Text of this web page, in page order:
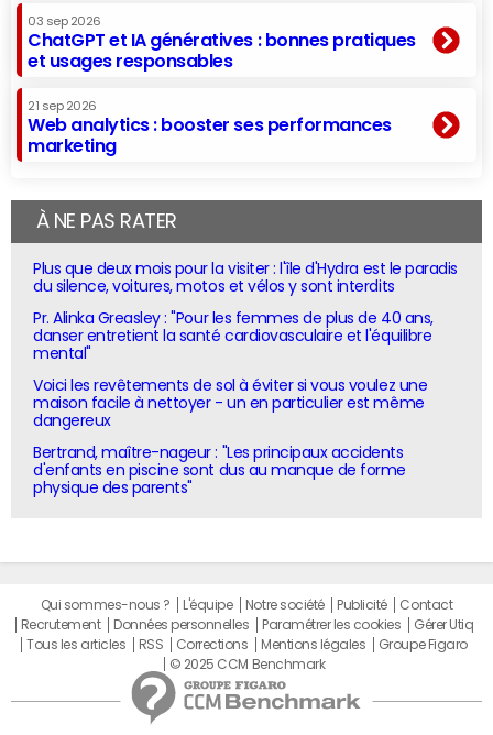
03 sep 2026
ChatGPT et IA génératives : bonnes pratiques
et usages responsables
21 sep 2026
Web analytics : booster ses performances
marketing
À NE PAS RATER
Plus que deux mois pour la visiter : l'île d'Hydra est le paradis
du silence, voitures, motos et vélos y sont interdits
Pr. Alinka Greasley : "Pour les femmes de plus de 40 ans,
danser entretient la santé cardiovasculaire et l'équilibre
mental"
Voici les revêtements de sol à éviter si vous voulez une
maison facile à nettoyer - un en particulier est même
dangereux
Bertrand, maître-nageur : "Les principaux accidents
d'enfants en piscine sont dus au manque de forme
physique des parents"
Qui sommes-nous ? L'équipe Notre société Publicité
Contact
Recrutement
Données personnelles Paramétrer les cookies
Gérer Utiq
Tous les articles
RSS Corrections Mentions légales
Groupe Figaro
© 2025 CCM Benchmark